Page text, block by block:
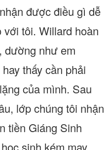
được điều gì dễ
tôi. Willard hoàn
dường như em
thấy cần phải
của mình. Sau
lớp chúng tôi nhận
tiền Giáng Sinh
sinh kém may